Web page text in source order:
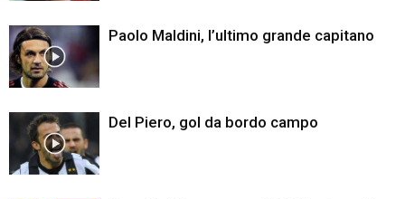
Paolo Maldini, l’ultimo grande capitano
Del Piero, gol da bordo campo